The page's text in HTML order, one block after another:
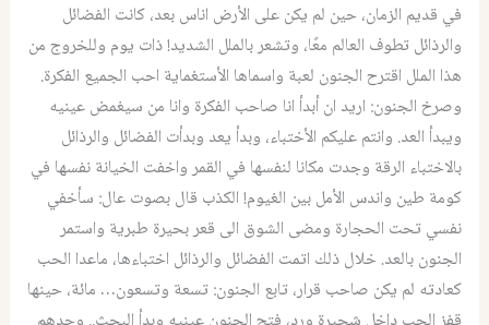
في قديم الزمان، حين لم يكن على الأرض اناس بعد، كانت الفضائل
والرذائل تطوف العالم معًا، وتشعر بالملل الشديد! ذات يوم وللخروج من
هذا الملل اقترح الجنون لعبة واسماها الأستغماية احب الجميع الفكرة.
وصرخ الجنون: اريد ان أبدأ انا صاحب الفكرة وانا من سيغمض عينيه
ويبدأ العد. وانتم عليكم الأختباء، وبدأ يعد وبدأت الفضائل والرذائل
بالاختباء الرقة وجدت مكانا لنفسها في القمر واخفت الخيانة نفسها في
كومة طين واندس الأمل بين الغيوم! الكذب قال بصوت عال: سأخفي
نفسي تحت الحجارة ومضى الشوق الى قعر بحيرة طبرية واستمر
الجنون بالعد. خلال ذلك اتمت الفضائل والرذائل اختباءها، ماعدا الحب
كعادته لم يكن صاحب قرار، تابع الجنون: تسعة وتسعون… مائة، حينها